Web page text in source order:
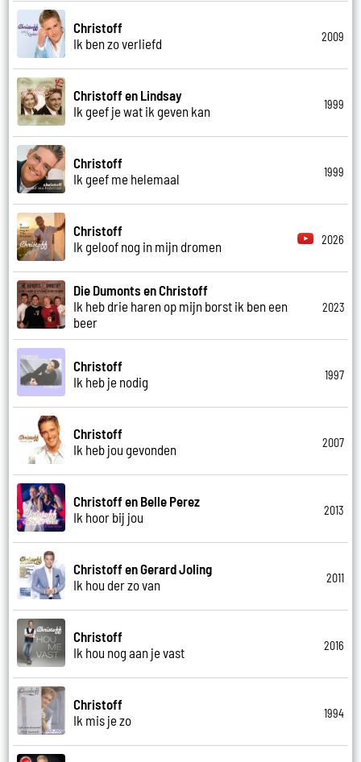
Christoff
Ik ben zo verliefd
2009
Christoff en Lindsay
Ik geef je wat ik geven kan
1999
Christoff
Ik geef me helemaal
1999
Christoff
Ik geloof nog in mijn dromen
2026
Die Dumonts en Christoff
Ik heb drie haren op mijn borst ik ben een
beer
2023
Christoff
Ik heb je nodig
1997
Christoff
Ik heb jou gevonden
2007
Christoff en Belle Perez
Ik hoor bij jou
2013
Christoff en Gerard Joling
Ik hou der zo van
2011
Christoff
Ik hou nog aan je vast
2016
Christoff
Ik mis je zo
1994